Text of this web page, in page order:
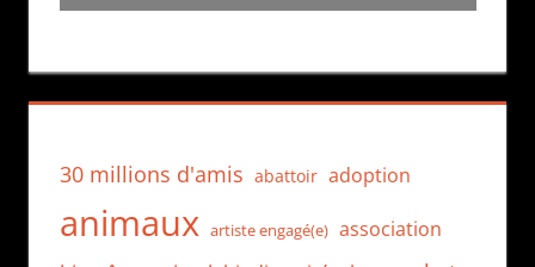
30 millions d'amis abattoir adoption
animaux artiste engagé(e) association